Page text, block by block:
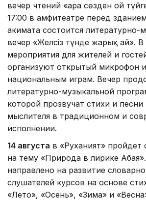
вечер чтений «Қара сөзден ой
17:00 в амфитеатре перед
акимата состоится литературно-
вечер «Желсіз түнде жарық ай».
мероприятия для жителей и
организуют открытый микрофон
национальным играм. Вечер
литературно-музыкальной
которой прозвучат стихи и песни
мыслителя в традиционном и
исполнении.
14 августа в «Руханият»
на тему «Природа в лирике
направлено на развитие
слушателей курсов на основе
«Лето», «Осень», «Зима» и